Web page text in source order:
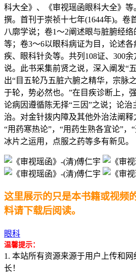
科大全》、《审视瑶函眼科大全》等
撰。首刊于崇祯十七年(1644年)。卷
八廓学说；卷1～2阐述眼与脏腑经
等；卷3～6以眼科病证为目，论述
疾、眼科针灸等。共列108证、300
说。此书采集前贤之说，深入阐发“
出“目五轮乃五脏六腑之精华，宗脉
于轮，势必然也。”在目疾诊断上，
论病因遵循陈无择“三因”之说；论
治。对金针拨内障及其他外治法阐
“用药寒热论”，“用药生熟各宜论”，
冰片之运用，点服之药等多有新见。
这里展示的只是本书籍或视频
料请下载后阅读。
眼科
温馨提示：
1. 本站所有资源来源于用户上传和
长！